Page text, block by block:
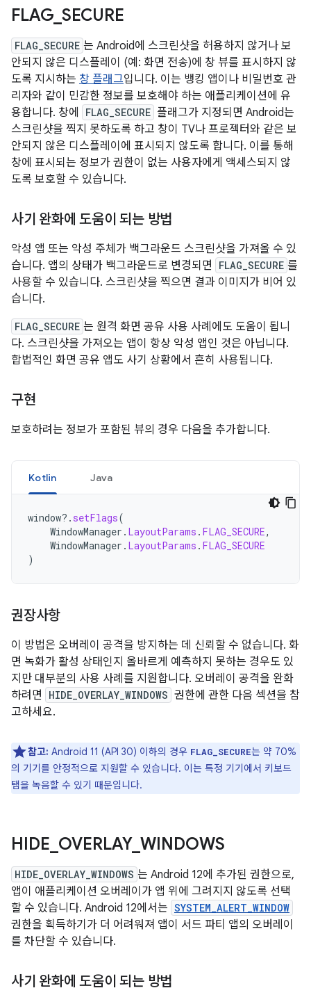
FLAG SECURE
FLAG_SECURE 는 Android에 스크린샷을 허용하지 않거나 보
안되지 않은 디스플레이 (예: 화면 전송)에 창 뷰를 표시하지 않
도록 지시하는 창 플래그입니다. 이는 뱅킹 앱이나 비밀번호 관
리자와 같이 민감한 정보를 보호해야 하는 애플리케이션에 유
용합니다. 창에
FLAG_SECURE 플래그가 지정되면 Android는
스크린샷을 찍지 못하도록 하고 창이 TV나 프로젝터와 같은 보
안되지 않은 디스플레이에 표시되지 않도록 합니다. 이를 통해
창에 표시되는 정보가 권한이 없는 사용자에게 액세스되지 않
도록 보호할 수 있습니다.
사기 완화에 도움이 되는 방법
악성 앱 또는 악성 주체가 백그라운드 스크린샷을 가져올 수 있
습니다. 앱의 상태가 백그라운드로 변경되면
FLAG_SECURE 를
사용할 수 있습니다. 스크린샷을 찍으면 결과 이미지가 비어 있
습니다.
FLAG_SECURE 는 원격 화면 공유 사용 사례에도 도움이 됩니
다. 스크린샷을 가져오는 앱이 항상 악성 앱인 것은 아닙니다.
합법적인 화면 공유 앱도 사기 상황에서 흔히 사용됩니다.
구현
보호하려는 정보가 포함된 뷰의 경우 다음을 추가합니다.
Kotlin Java
window?. setFlags(
WindowManager . LayoutParams . FLAG_SECURE,
WindowManager . LayoutParams . FLAG_SECURE
)
권장사항
이 방법은 오버레이 공격을 방지하는 데 신뢰할 수 없습니다. 화
면 녹화가 활성 상태인지 올바르게 예측하지 못하는 경우도 있
지만 대부분의 사용 사례를 지원합니다. 오버레이 공격을 완화
하려면
HIDE_OVERLAY_WINDOWS 권한에 관한 다음 섹션을 참
고하세요.
참고: Android 11 (API 30) 이하의 경우 FLAG_SECURE는 약 70%
의 기기를 안정적으로 지원할 수 있습니다. 이는 특정 기기에서 키보드
탭을 녹음할 수 있기 때문입니다.
HIDE OVERLAY_ WINDOWS
HIDE_OVERLAY_WINDOWS 는 Android 12에 추가된 권한으로,
앱이 애플리케이션 오버레이가 앱 위에 그려지지 않도록 선택
할 수 있습니다. Android 12에서는 SYSTEM_ALERT_WINDOW
권한을 획득하기가 더 어려워져 앱이 서드 파티 앱의 오버레이
를 차단할 수 있습니다.
사기 완화에 도움이 되는 방법